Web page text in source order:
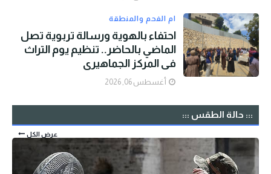
ام الفحم والمنطقة
احتفاء بالهوية ورسالة تربوية تصل
الماضي بالحاضر.. تنظيم يوم التراث
في المركز الجماهيري
أغسطس 06, 2026
::: حالة الطقس :::
عرض الكل